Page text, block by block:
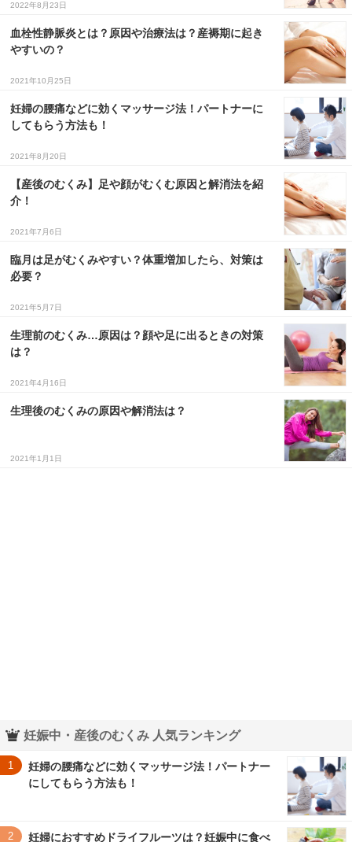
2022年8月23日
血栓性静脈炎とは？原因や治療法は？産褥期に起き
やすいの？
2021年10月25日
妊婦の腰痛などに効くマッサージ法！パートナーに
してもらう方法も！
2021年8月20日
【産後のむくみ】足や顔がむくむ原因と解消法を紹
介！
2021年7月6日
臨月は足がむくみやすい？体重増加したら、対策は
必要？
2021年5月7日
生理前のむくみ…原因は？顔や足に出るときの対策
は？
2021年4月16日
生理後のむくみの原因や解消法は？
2021年1月1日
妊娠中・産後のむくみ 人気ランキング
1
妊婦の腰痛などに効くマッサージ法！パートナー
にしてもらう方法も！
2 妊婦におすすめドライフルーツは？妊娠中に食べ